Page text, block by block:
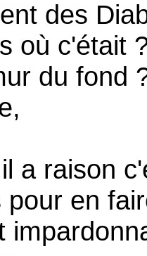
des
où c'était
du fond
a raison
pour en